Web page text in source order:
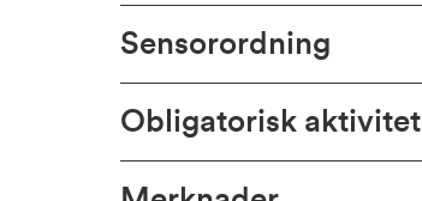
Sensorordning
Obligatorisk aktivitet